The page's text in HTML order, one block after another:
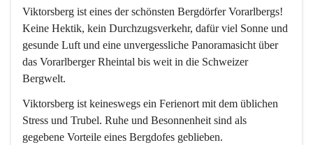
Viktorsberg ist eines der schönsten Bergdörfer Vorarlbergs!
Keine Hektik, kein Durchzugsverkehr, dafür viel Sonne und
gesunde Luft und eine unvergessliche Panoramasicht über
das Vorarlberger Rheintal bis weit in die Schweizer
Bergwelt.
Viktorsberg ist keineswegs ein Ferienort mit dem üblichen
Stress und Trubel. Ruhe und Besonnenheit sind als
gegebene Vorteile eines Bergdofes geblieben.